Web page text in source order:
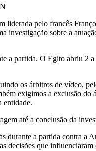
liderada pelo francês
sobre a
partida. O Egito abriu 2
os árbitros de vídeo,
exigimos a exclusão
entidade.
até a conclusão da
durante a partida contra
decisões que